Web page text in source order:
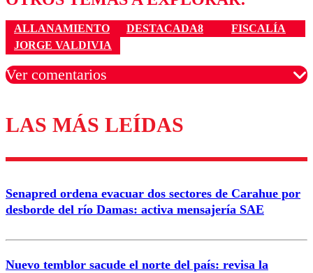
ALLANAMIENTO DESTACADA8
FISCALÍA
JORGE VALDIVIA
Ver comentarios
Los comentarios son moderados para garantizar un
diálogo respetuoso.
Nombre
Correo
LAS MÁS LEÍDAS
Senapred ordena evacuar dos sectores de Carahue por
desborde del río Damas: activa mensajería SAE
Nuevo temblor sacude el norte del país: revisa la